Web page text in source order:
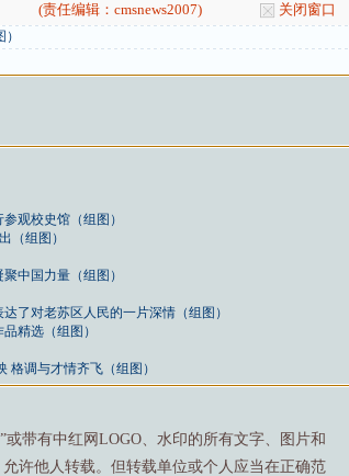
(责任编辑：cmsnews2007) 关闭窗口
观校史馆（组图）
（组图）
中国力量（组图）
了对老苏区人民的一片深情（组图）
精选（组图）
格调与才情齐飞（组图）
或带有中红网LOGO、水印的所有文字、图片和
许他人转载。但转载单位或个人应当在正确范